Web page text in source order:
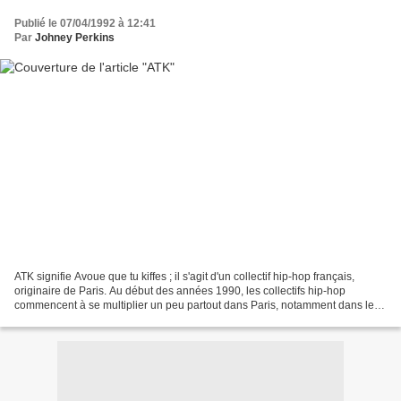
Publié le 07/04/1992 à 12:41
Par Johney Perkins
ATK signifie Avoue que tu kiffes ; il s'agit d'un collectif hip-hop français,
originaire de Paris. Au début des années 1990, les collectifs hip-hop
commencent à se multiplier un peu partout dans Paris, notamment dans les